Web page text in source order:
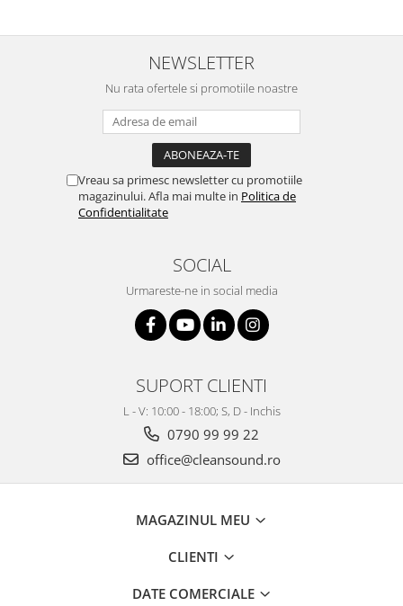
NEWSLETTER
Nu rata ofertele si promotiile noastre
Vreau sa primesc newsletter cu promotiile
magazinului. Afla mai multe in Politica de
Confidentialitate
SOCIAL
Urmareste-ne in social media
SUPORT CLIENTI
L - V: 10:00 - 18:00; S, D - Inchis
0790 99 99 22
office@cleansound.ro
MAGAZINUL MEU
CLIENTI
DATE COMERCIALE